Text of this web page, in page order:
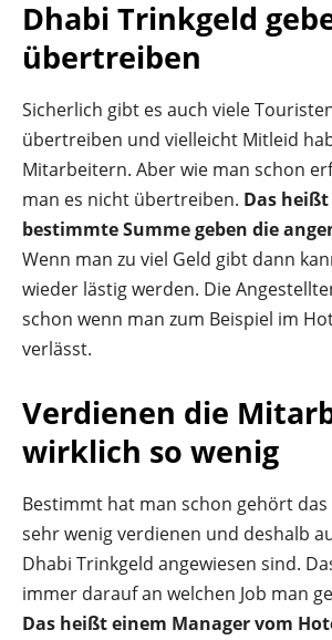
Dhabi Trinkgeld
übertreiben
Sicherlich gibt es auch viele
übertreiben und vielleicht Mitleid
Mitarbeitern. Aber wie man schon
man es nicht übertreiben. Das
bestimmte Summe geben die
Wenn man zu viel Geld gibt dann
wieder lästig werden. Die
schon wenn man zum Beispiel im
verlässt.
Verdienen die
wirklich so wenig
Bestimmt hat man schon gehört
sehr wenig verdienen und deshalb
Dhabi Trinkgeld angewiesen sind.
immer darauf an welchen Job man
Das heißt einem Manager vom